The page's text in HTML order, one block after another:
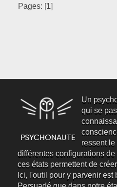
Pages: [1]
Un
qui se
ressent le
différentes configurations
ces états permettent de
Ici, l'outil pour y parvenir